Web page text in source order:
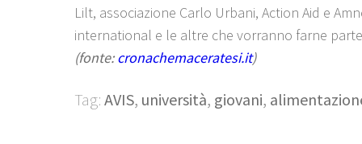
Lilt, associazione Carlo Urbani, Action Aid e
international e le altre che vorranno farne
(fonte:cronachemaceratesi.it)
Tag: AVIS, università, giovani,